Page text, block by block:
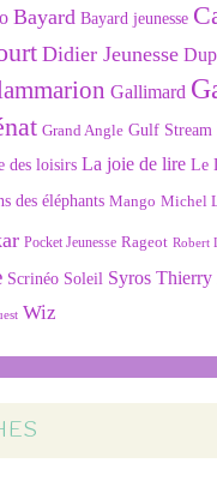
Bayard Bayard jeunesse
Didier Jeunesse
Gallimard
Grand Angle Gulf Stream
des loisirs La joie de lire Le
des éléphants Mango Michel
Pocket Jeunesse Rageot Robert
Scrinéo Soleil Syros Thierry
Wiz